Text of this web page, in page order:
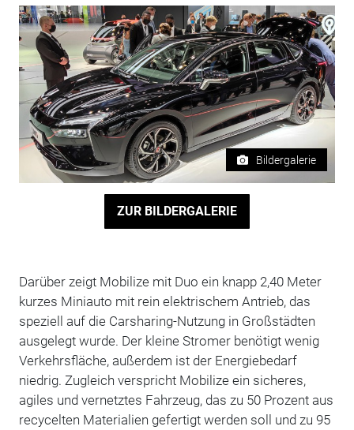
Bildergalerie
ZUR BILDERGALERIE
Darüber zeigt Mobilize mit Duo ein knapp 2,40 Meter
kurzes Miniauto mit rein elektrischem Antrieb, das
speziell auf die Carsharing-Nutzung in Großstädten
ausgelegt wurde. Der kleine Stromer benötigt wenig
Verkehrsfläche, außerdem ist der Energiebedarf
niedrig. Zugleich verspricht Mobilize ein sicheres,
agiles und vernetztes Fahrzeug, das zu 50 Prozent aus
recycelten Materialien gefertigt werden soll und zu 95